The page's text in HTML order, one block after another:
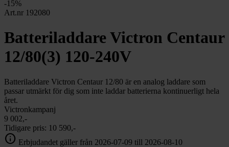
Lacanche
chevron_right
-15%
Art.nr 192080
Batteriladdare Victron Centaur
12/80(3) 120-240V
Batteriladdare Victron Centaur 12/80 är en analog laddare som
passar utmärkt för dig som inte laddar batterierna kontinuerligt hela
året.
Victronkampanj
9 002,-
Tidigare pris: 10 590,-
info Erbjudandet gäller från 2026-07-09 till 2026-08-10